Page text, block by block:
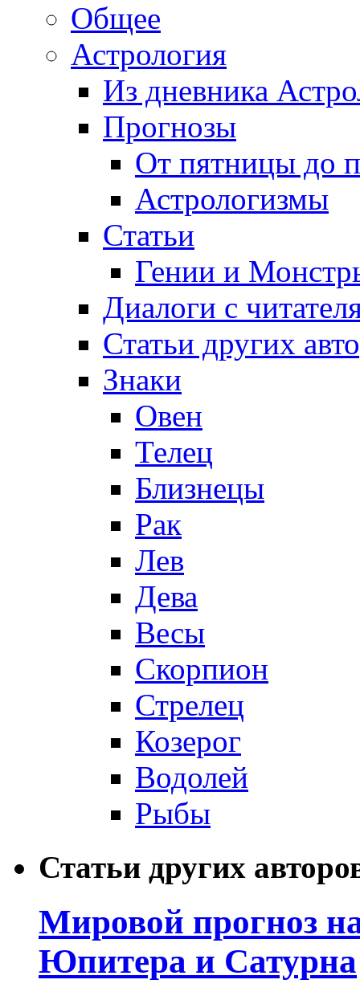
Общее
Астрология
Из дневника
Прогнозы
От пятницы до
Астрологизмы
Статьи
Гении и
Диалоги с
Статьи других
Знаки
Овен
Телец
Близнецы
Рак
Лев
Дева
Весы
Скорпион
Стрелец
Козерог
Водолей
Рыбы
Статьи других
Мировой прогноз
Юпитера и Сатурна